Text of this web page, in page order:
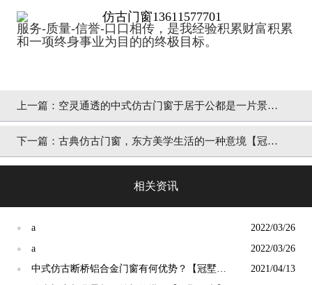
服务-质量-信誉-口口相传，是我经验积累财富积累
和一项终身事业为目的的终极目标。
上一篇： 空灵通透的中式仿古门窗于居于公都是一片景
【冠墅阳光】
下一篇： 古典仿古门窗，东方美学生活的一种意境【冠墅
相关资讯
● a 2022/03/26
● a 2022/03/26
●
中式仿古断桥铝合金门窗有何优势？【冠墅阳
2021/04/13